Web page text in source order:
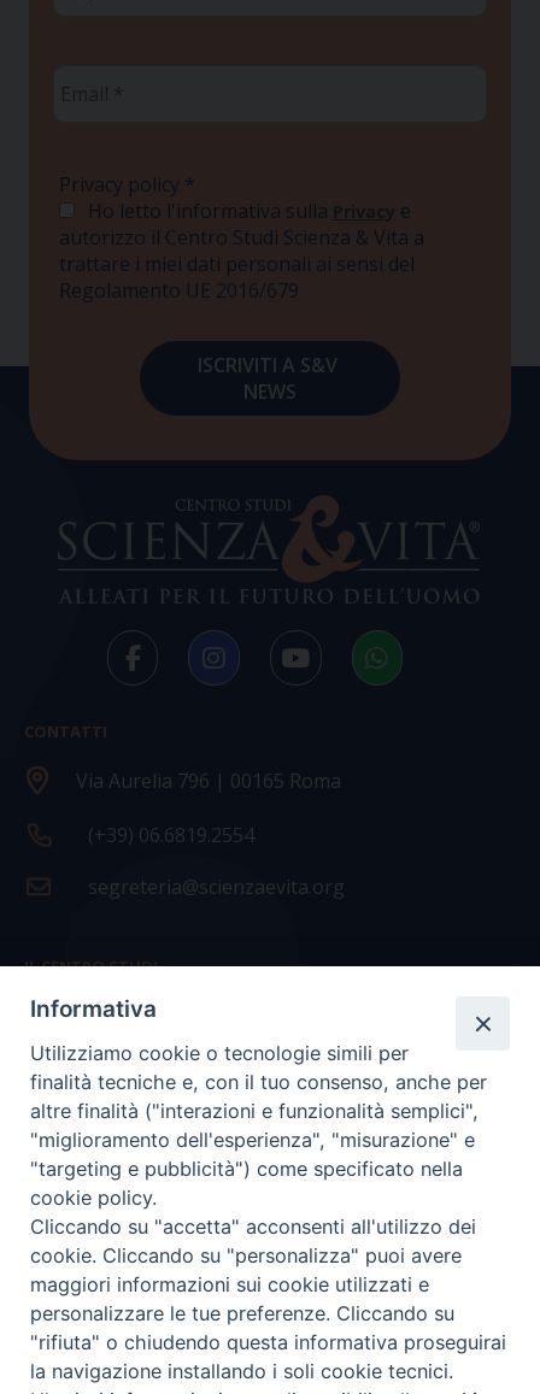
Privacy policy *
Ho letto l'informativa sulla Privacy e
autorizzo il Centro Studi Scienza & Vita a
trattare i miei dati personali ai sensi del
Regolamento UE 2016/679
CONTATTI
Via Aurelia 796 | 00165 Roma
(+39) 06.6819.2554
segreteria@scienzaevita.org
IL CENTRO STUDI
La nostra storia
Statuto
Presidenza e ufficio presidenza
Consiglio scientifico
Coordinamento nazionale
COPYRIGHT Scienza & Vita - C.F96600690588- Tutti i
diritti -Privacy- Credits
Informativa
Utilizziamo cookie o tecnologie simili per
finalità tecniche e, con il tuo consenso, anche per
altre finalità ("interazioni e funzionalità semplici",
"miglioramento dell'esperienza", "misurazione" e
"targeting e pubblicità") come specificato nella
cookie policy.
Cliccando su "accetta" acconsenti all'utilizzo dei
cookie. Cliccando su "personalizza" puoi avere
maggiori informazioni sui cookie utilizzati e
personalizzare le tue preferenze. Cliccando su
"rifiuta" o chiudendo questa informativa proseguirai
la navigazione installando i soli cookie tecnici.